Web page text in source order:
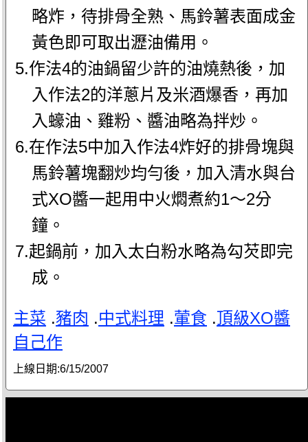
略炸，待排骨全熟、馬鈴薯表面成金
黃色即可取出瀝油備用。
5.作法4的油鍋留少許的油燒熱後，加
入作法2的洋蔥片及米酒爆香，再加
入蠔油、雞粉、醬油略為拌炒。
6.在作法5中加入作法4炸好的排骨塊與
馬鈴薯塊翻炒均勻後，加入清水與台
式XO醬一起用中火燜煮約1～2分
鐘。
7.起鍋前，加入太白粉水略為勾芡即完
成。
主菜 .豬肉 .中式料理 .葷食 .頂級XO醬
自己作
上線日期:6/15/2007